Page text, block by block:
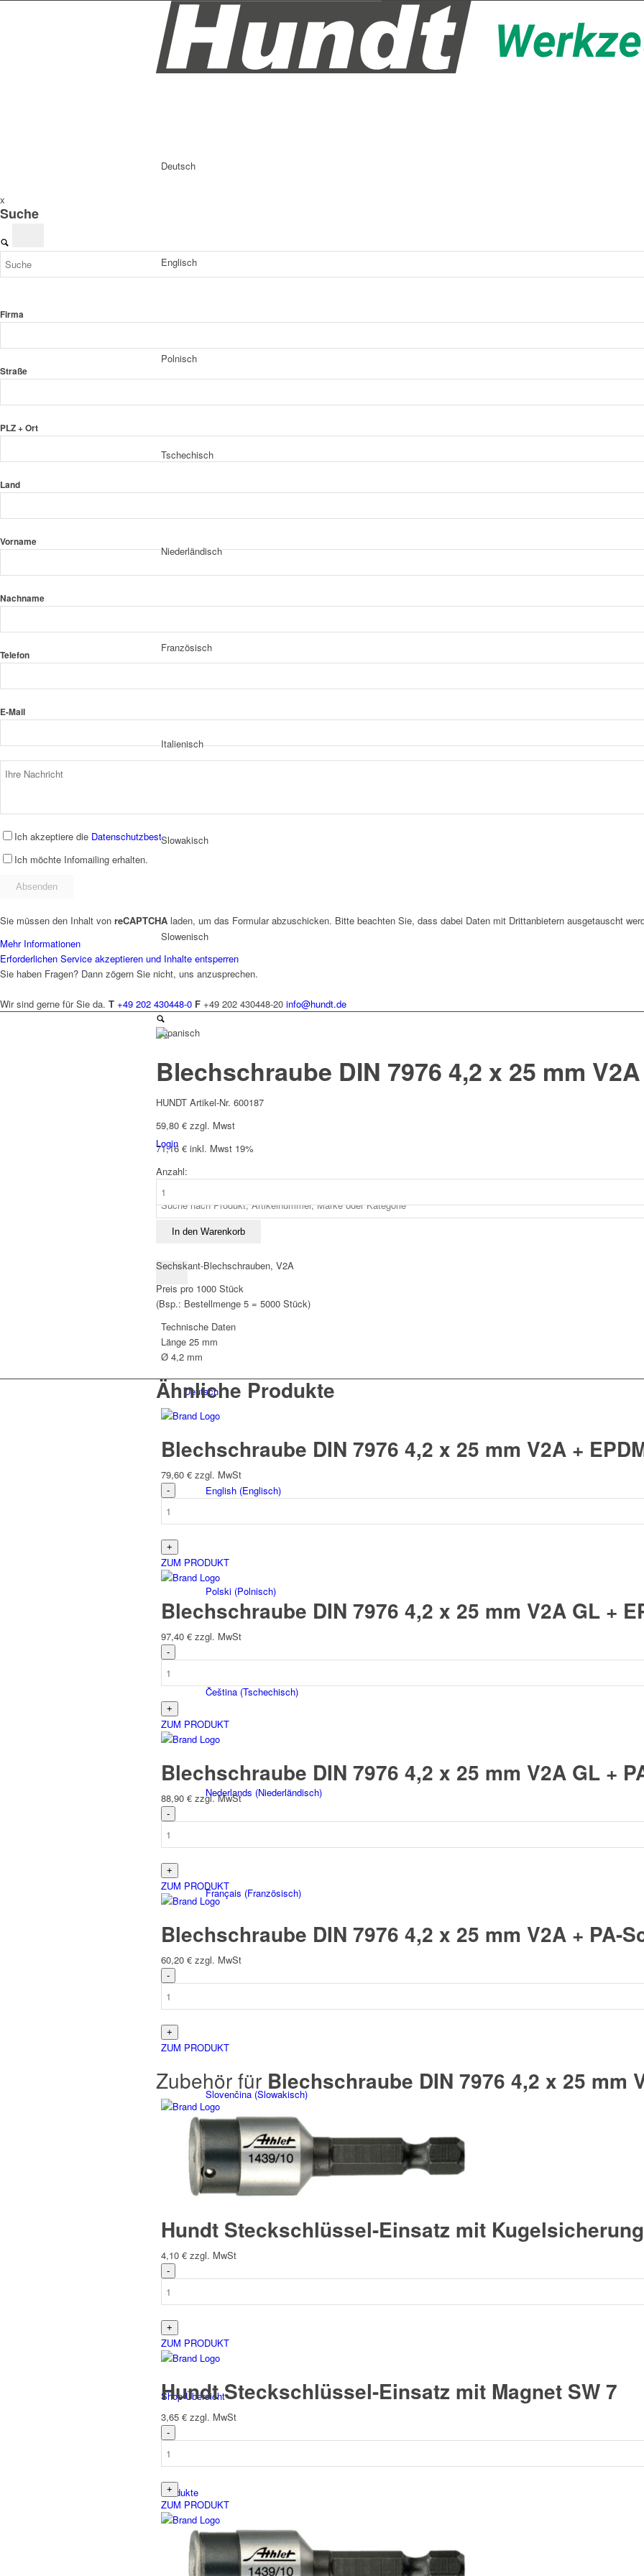
Deutsch
Englisch
Polnisch
Tschechisch
Niederländisch
Französisch
Italienisch
Slowakisch
Slowenisch
Spanisch
Login
Deutsch
English (Englisch)
Polski (Polnisch)
Čeština (Tschechisch)
Nederlands (Niederländisch)
Français (Französisch)
Slovenčina (Slowakisch)
Slovenščina(Slowenisch
Shop-Übersicht
Produkte
x
Suche
Firma
Straße
PLZ + Ort
Land
Vorname
Nachname
Telefon
E-Mail
Ich akzeptiere die Datenschutzbestimmungen.
Ich möchte Infomailing erhalten.
Sie müssen den Inhalt von reCAPTCHA laden, um das Formular abzuschicken. Bitte beachten Sie, dass dabei Daten mit Drittanbietern ausgetauscht
Mehr Informationen
Erforderlichen Service akzeptieren und Inhalte entsperren
Sie haben Fragen? Dann zögern Sie nicht, uns anzusprechen.
Wir sind gerne für Sie da. T +49 202 430448-0 F +49 202 430448-20 info@hundt.de
Blechschraube DIN 7976 4,2 x 25 mm V2A
HUNDT Artikel-Nr. 600187
59,80 € zzgl. Mwst
71,16 € inkl. Mwst 19%
Anzahl:
7976
25
V2A
Menge
In den Warenkorb
Sechskant-Blechschrauben, V2A
Preis pro 1000 Stück
(Bsp.: Bestellmenge 5 = 5000 Stück)
Technische Daten
Länge 25 mm
Ø 4,2 mm
Ähnliche Produkte
Blechschraube DIN 7976 4,2 x 25 mm V2A +
79,60 € zzgl. MwSt
ZUM PRODUKT
Blechschraube DIN 7976 4,2 x 25 mm V2A GL +
97,40 € zzgl. MwSt
ZUM PRODUKT
Blechschraube DIN 7976 4,2 x 25 mm V2A GL +
88,90 € zzgl. MwSt
ZUM PRODUKT
Blechschraube DIN 7976 4,2 x 25 mm V2A + PA-
60,20 € zzgl. MwSt
ZUM PRODUKT
Zubehör für Blechschraube DIN 7976 4,2 x 25 mm
Hundt Steckschlüssel-Einsatz mit
4,10 € zzgl. MwSt
ZUM PRODUKT
Hundt Steckschlüssel-Einsatz mit Magnet SW 7
3,65 € zzgl. MwSt
ZUM PRODUKT